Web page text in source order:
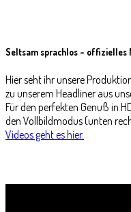
Seltsam sprachlos - offizielles
Hier seht ihr unsere
zu unserem Headliner aus
Für den perfekten Genuß in
den Vollbildmodus (unten
Videos geht es hier.